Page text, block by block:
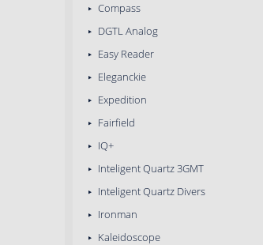
Compass
DGTL Analog
Easy Reader
Eleganckie
Expedition
Fairfield
IQ+
Inteligent Quartz 3GMT
Inteligent Quartz Divers
Ironman
Kaleidoscope